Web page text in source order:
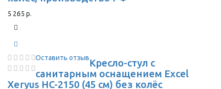
5 265 р.
Оставить отзывКресло-стул с
санитарным оснащением Excel
Xeryus HC-2150 (45 см) без колёс